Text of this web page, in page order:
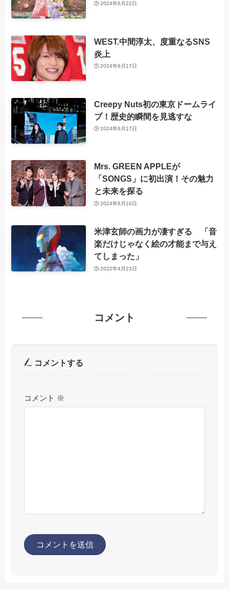
2024年6月22日
WEST.中間淳太、度重なるSNS
炎上
2024年6月17日
Creepy Nuts初の東京ドームライ
ブ！歴史的瞬間を見逃すな
2024年6月17日
Mrs. GREEN APPLEが
「SONGS」に初出演！その魅力
と未来を探る
2024年6月10日
米津玄師の画力が凄すぎる 「音
楽だけじゃなく絵の才能まで与え
てしまった」
2022年4月23日
コメント
コメントする
コメント ※